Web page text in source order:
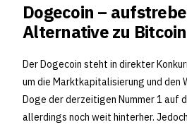
Dogecoin –
Alternative zu Bitcoin
Der Dogecoin steht in direkter
um die Marktkapitalisierung und den
Doge der derzeitigen Nummer 1 auf
allerdings noch weit hinterher.